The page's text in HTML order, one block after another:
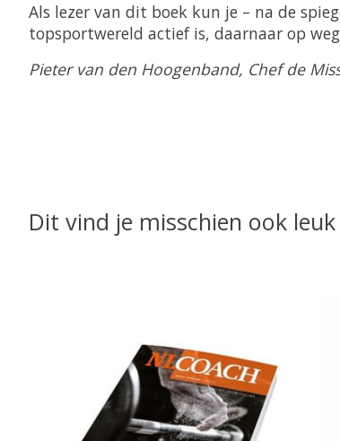
Als lezer van dit boek kun je – na de
topsportwereld actief is, daarnaar op
Pieter van den Hoogenband, Chef de
Dit vind je misschien ook leuk